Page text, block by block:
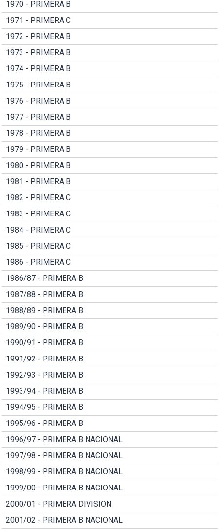
1970 - PRIMERA B
1971 - PRIMERA C
1972 - PRIMERA B
1973 - PRIMERA B
1974 - PRIMERA B
1975 - PRIMERA B
1976 - PRIMERA B
1977 - PRIMERA B
1978 - PRIMERA B
1979 - PRIMERA B
1980 - PRIMERA B
1981 - PRIMERA B
1982 - PRIMERA C
1983 - PRIMERA C
1984 - PRIMERA C
1985 - PRIMERA C
1986 - PRIMERA C
1986/87 - PRIMERA B
1987/88 - PRIMERA B
1988/89 - PRIMERA B
1989/90 - PRIMERA B
1990/91 - PRIMERA B
1991/92 - PRIMERA B
1992/93 - PRIMERA B
1993/94 - PRIMERA B
1994/95 - PRIMERA B
1995/96 - PRIMERA B
1996/97 - PRIMERA B NACIONAL
1997/98 - PRIMERA B NACIONAL
1998/99 - PRIMERA B NACIONAL
1999/00 - PRIMERA B NACIONAL
2000/01 - PRIMERA DIVISION
2001/02 - PRIMERA B NACIONAL